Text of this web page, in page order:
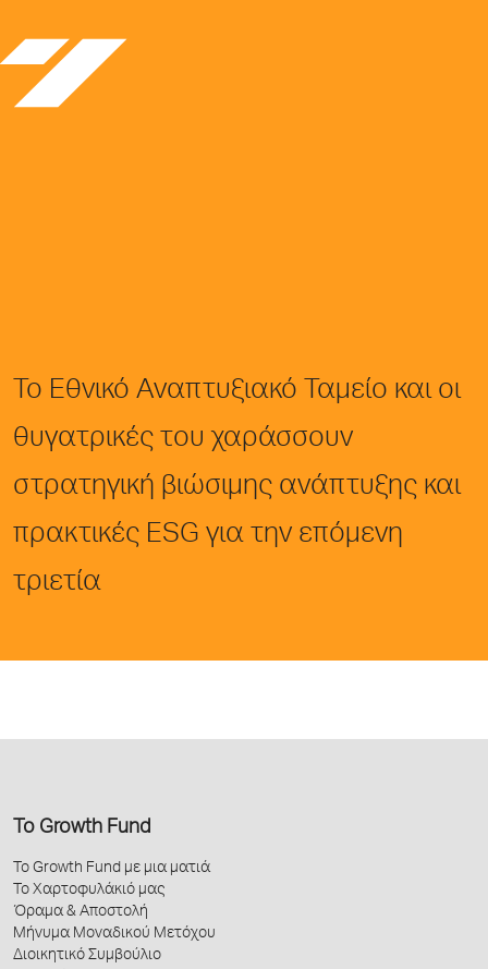
Το Εθνικό Αναπτυξιακό Ταμείο και οι
θυγατρικές του χαράσσουν
στρατηγική βιώσιμης ανάπτυξης και
πρακτικές ESG για την επόμενη
τριετία
Το Growth Fund
Το Growth Fund με μια ματιά
Το Χαρτοφυλάκιό μας
Όραμα & Αποστολή
Μήνυμα Μοναδικού Μετόχου
Διοικητικό Συμβούλιο